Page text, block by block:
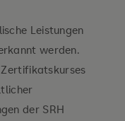
reagieren
sichern
Leistungen
werden.
der SRH